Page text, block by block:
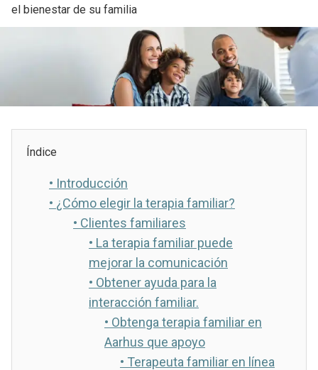
el bienestar de su familia
Índice
• Introducción
• ¿Cómo elegir la terapia familiar?
• Clientes familiares
• La terapia familiar puede
mejorar la comunicación
• Obtener ayuda para la
interacción familiar.
• Obtenga terapia familiar en
Aarhus que apoyo
• Terapeuta familiar en línea